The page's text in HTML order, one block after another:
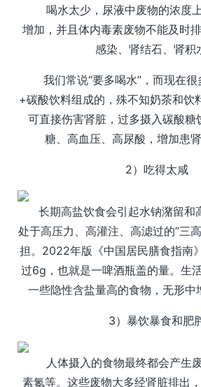
喝水太少，尿液中废物的浓度上
增加，并且体内毒素废物不能及时
感染、肾结石、肾积
我们常说“要多喝水”，而现在很
+碳酸饮料组成的，殊不知奶茶和饮
可直接伤害肾脏，过多摄入碳酸糖
糖、高血压、高尿酸，增加患肾
2）吃得太咸
长期高盐饮食会引起水钠潴留和
处于高压力、高灌注、高滤过的”三
担。2022年版《中国居民膳食指南
过6g，也就是一啤酒瓶盖的量。生
一些隐性含盐量高的食物，无形中
3）暴饮暴食和肥
人体摄入的食物最终都会产生废
素氮等。这些废物大多经肾脏排出